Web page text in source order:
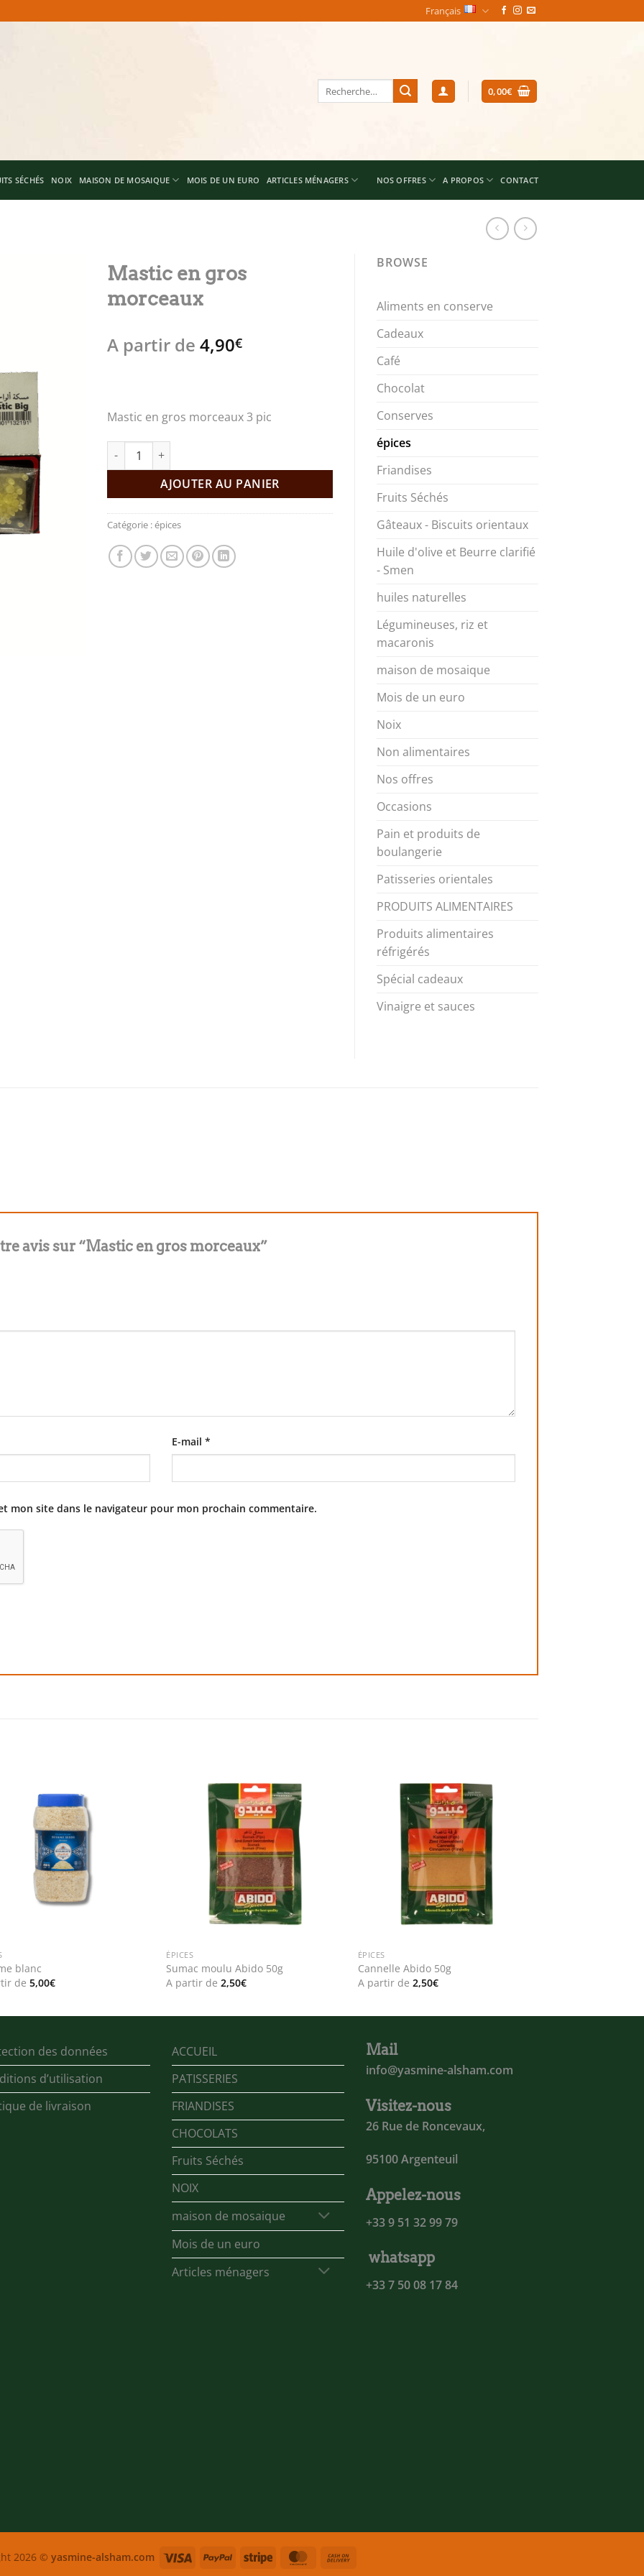
Français
Recherche
pour :
0,00€
SÉCHÉS NOIX MAISON DE MOSAIQUE MOIS DE UN EURO ARTICLES MÉNAGERS NOS OFFRES A PROPOS CONTACT
Mastic en gros
morceaux
A partir de 4,90€
Mastic en gros morceaux 3 pic
quantité de Mastic en gros morceaux
AJOUTER AU PANIER
Catégorie :épices
BROWSE
Aliments en conserve
Cadeaux
Café
Chocolat
Conserves
épices
Friandises
Fruits Séchés
Gâteaux - Biscuits orientaux
Huile d'olive et Beurre clarifié
- Smen
huiles naturelles
Légumineuses, riz et
macaronis
maison de mosaique
Mois de un euro
Noix
Non alimentaires
Nos offres
Occasions
Pain et produits de
boulangerie
Patisseries orientales
PRODUITS ALIMENTAIRES
Produits alimentaires
réfrigérés
Spécial cadeaux
Vinaigre et sauces
avis sur “Mastic en gros morceaux”
E-mail *
mon site dans le navigateur pour mon prochain commentaire.
blanc
de5,00€
ÉPICES
Sumac moulu Abido 50g
A partir de2,50€
ÉPICES
Cannelle Abido 50g
A partir de 2,50€
des données
d’utilisation
de livraison
ACCUEIL
PATISSERIES
FRIANDISES
CHOCOLATS
Fruits Séchés
NOIX
maison de mosaique
Mois de un euro
Articles ménagers
Mail
info@yasmine-alsham.com
Visitez-nous
26 Rue de Roncevaux,
95100 Argenteuil
Appelez-nous
+33 9 51 32 99 79
whatsapp
+33 7 50 08 17 84
2026 © yasmine-alsham.com Visa PayPal Stripe MasterCard